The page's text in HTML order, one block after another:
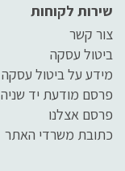
שירות לקוחות
צור קשר
ביטול עסקה
מידע על ביטול עסקה
פרסם מודעת יד שניה
פרסם אצלנו
כתובת משרדי האתר